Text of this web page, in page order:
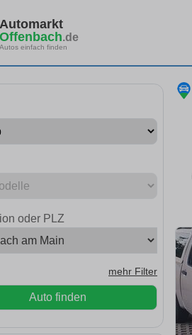
Automarkt
Offenbach.de
Autos einfach finden
oder PLZ
mehr Filter
Auto finden